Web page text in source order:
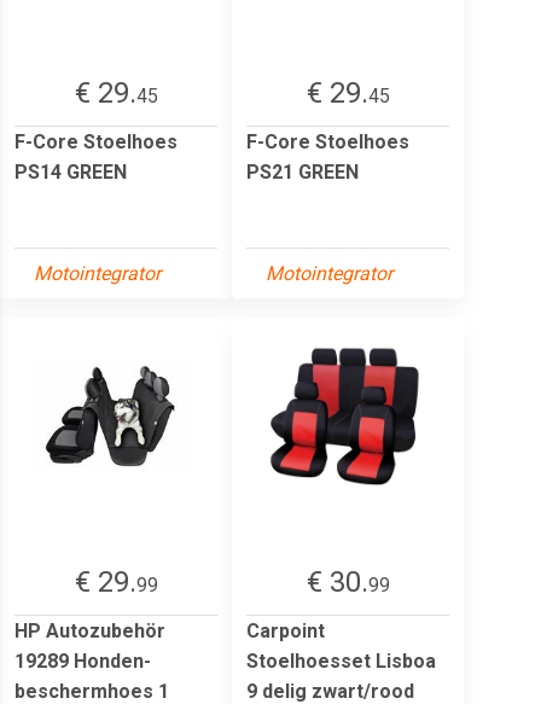
€ 29.45
F-Core Stoelhoes
PS14 GREEN
Motointegrator
€ 29.45
F-Core Stoelhoes
PS21 GREEN
Motointegrator
€ 29.99
HP Autozubehör
19289 Honden-
beschermhoes 1
€ 30.99
Carpoint
Stoelhoesset Lisboa
9 delig zwart/rood